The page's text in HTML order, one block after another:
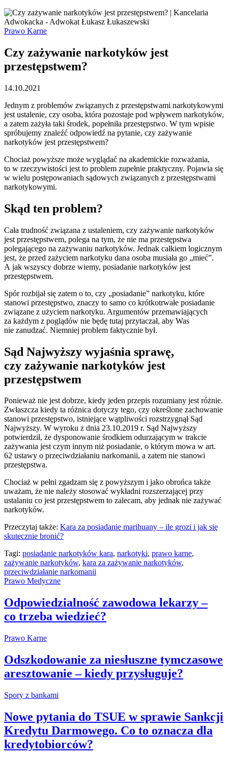
Prawo Karne
Czy zażywanie narkotyków jest
przestępstwem?
14.10.2021
Jednym z problemów związanych z przestępstwami narkotykowymi
jest ustalenie, czy osoba, która pozostaje pod wpływem narkotyków,
a zatem zażyła taki środek, popełniła przestępstwo. W tym wpisie
spróbujemy znaleźć odpowiedź na pytanie, czy zażywanie
narkotyków jest przestępstwem?
Chociaż powyższe może wyglądać na akademickie rozważania,
to w rzeczywistości jest to problem zupełnie praktyczny. Pojawia się
w wielu postępowaniach sądowych związanych z przestępstwami
narkotykowymi.
Skąd ten problem?
Cała trudność związana z ustaleniem, czy zażywanie narkotyków
jest przestępstwem, polega na tym, że nie ma przestępstwa
polegającego na zażywaniu narkotyków. Jednak całkiem logicznym
jest, że przed zażyciem narkotyku dana osoba musiała go „mieć”.
A jak wszyscy dobrze wiemy, posiadanie narkotyków jest
przestępstwem.
Spór rozbijał się zatem o to, czy „posiadanie” narkotyku, które
stanowi przestępstwo, znaczy to samo co krótkotrwałe posiadanie
związane z użyciem narkotyku. Argumentów przemawiających
za każdym z poglądów nie będę tutaj przytaczał, aby Was
nie zanudzać. Niemniej problem faktycznie był.
Sąd Najwyższy wyjaśnia sprawę,
czy zażywanie narkotyków jest
przestępstwem
Ponieważ nie jest dobrze, kiedy jeden przepis rozumiany jest różnie.
Zwłaszcza kiedy ta różnica dotyczy tego, czy określone zachowanie
stanowi przestępstwo, istniejące wątpliwości rozstrzygnął Sąd
Najwyższy. W wyroku z dnia 23.10.2019 r. Sąd Najwyższy
potwierdził, że dysponowanie środkiem odurzającym w trakcie
zażywania jest czym innym niż posiadanie, o którym mowa w art.
62 ustawy o przeciwdziałaniu narkomanii, a zatem nie stanowi
przestępstwa.
Chociaż w pełni zgadzam się z powyższym i jako obrońca także
uważam, że nie należy stosować wykładni rozszerzającej przy
ustalaniu co jest przestępstwem to zalecam, aby jednak nie zażywać
narkotyków.
Przeczytaj także: Kara za posiadanie marihuany – ile grozi i jak się
skutecznie bronić?
Tagi: posiadanie narkotyków kara, narkotyki, prawo karne,
zażywanie narkotyków, kara za zażywanie narkotyków,
przeciwdziałanie narkomanii
Prawo Medyczne
Odpowiedzialność zawodowa lekarzy –
co trzeba wiedzieć?
Prawo Karne
Odszkodowanie za niesłuszne tymczasowe
aresztowanie – kiedy przysługuje?
Spory z bankami
Nowe pytania do TSUE w sprawie Sankcji
Kredytu Darmowego. Co to oznacza dla
kredytobiorców?